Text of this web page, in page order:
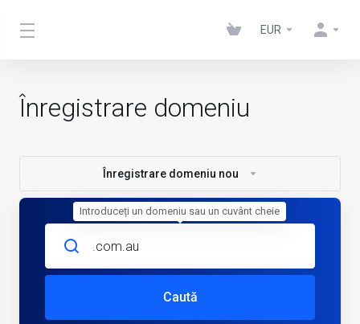
EUR
Înregistrare domeniu
Înregistrare domeniu nou
Caută
Introduceți un domeniu sau un cuvânt cheie